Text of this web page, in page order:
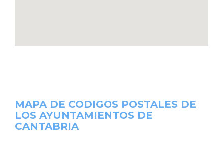
MAPA DE CODIGOS POSTALES DE
LOS AYUNTAMIENTOS DE
CANTABRIA